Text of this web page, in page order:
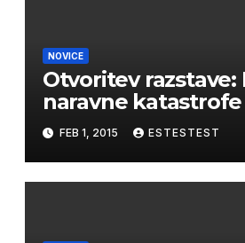
NOVICE
Otvoritev razstave:
naravne katastrofe
FEB 1, 2015 ESTESTEST